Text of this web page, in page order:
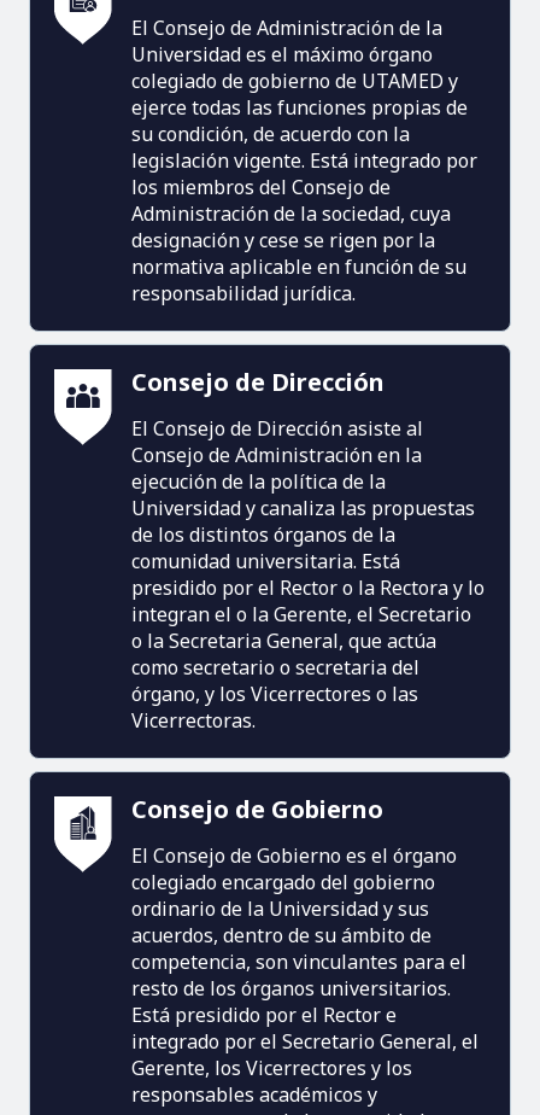
El Consejo de Administración de la
Universidad es el máximo órgano
colegiado de gobierno de UTAMED y
ejerce todas las funciones propias de
su condición, de acuerdo con la
legislación vigente. Está integrado por
los miembros del Consejo de
Administración de la sociedad, cuya
designación y cese se rigen por la
normativa aplicable en función de su
responsabilidad jurídica.
Consejo de Dirección
El Consejo de Dirección asiste al
Consejo de Administración en la
ejecución de la política de la
Universidad y canaliza las propuestas
de los distintos órganos de la
comunidad universitaria. Está
presidido por el Rector o la Rectora y lo
integran el o la Gerente, el Secretario
o la Secretaria General, que actúa
como secretario o secretaria del
órgano, y los Vicerrectores o las
Vicerrectoras.
Consejo de Gobierno
El Consejo de Gobierno es el órgano
colegiado encargado del gobierno
ordinario de la Universidad y sus
acuerdos, dentro de su ámbito de
competencia, son vinculantes para el
resto de los órganos universitarios.
Está presidido por el Rector e
integrado por el Secretario General, el
Gerente, los Vicerrectores y los
responsables académicos y